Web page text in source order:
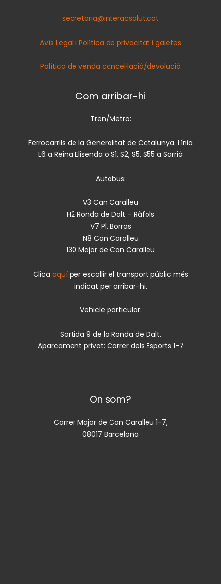
secretaria@interacsalut.cat
Avís Legal i Política de privacitat i galetes
Política de venda cancel·lació/devolució
Com arribar-hi
Tren/Metro:
Ferrocarrils de la Generalitat de Catalunya. Línia
L6 a Reina Elisenda o S1, S2, S5, S55 a Sarrià
Autobus:
V3 Can Caralleu
H2 Ronda de Dalt – Ràfols
V7 Pl. Borras
N8 Can Caralleu
130 Major de Can Caralleu
Clica aquí per escollir el transport públic més
indicat per arribar-hi.
Vehicle particular:
Sortida 9 de la Ronda de Dalt.
Aparcament privat: Carrer dels Esports 1-7
On som?
Carrer Major de Can Caralleu 1-7,
08017 Barcelona